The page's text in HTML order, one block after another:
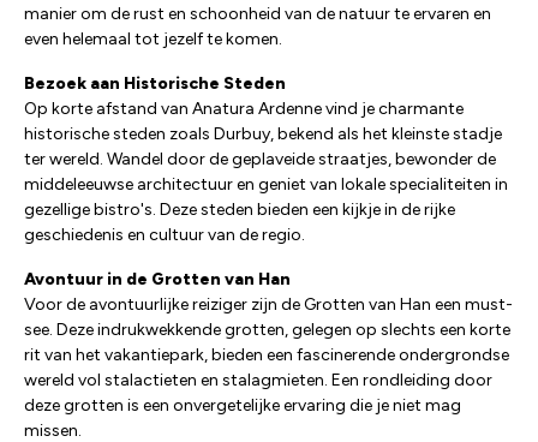
manier om de rust en schoonheid van de natuur te ervaren en
even helemaal tot jezelf te komen.
Bezoek aan Historische Steden
Op korte afstand van Anatura Ardenne vind je charmante
historische steden zoals Durbuy, bekend als het kleinste stadje
ter wereld. Wandel door de geplaveide straatjes, bewonder de
middeleeuwse architectuur en geniet van lokale specialiteiten in
gezellige bistro's. Deze steden bieden een kijkje in de rijke
geschiedenis en cultuur van de regio.
Avontuur in de Grotten van Han
Voor de avontuurlijke reiziger zijn de Grotten van Han een must-
see. Deze indrukwekkende grotten, gelegen op slechts een korte
rit van het vakantiepark, bieden een fascinerende ondergrondse
wereld vol stalactieten en stalagmieten. Een rondleiding door
deze grotten is een onvergetelijke ervaring die je niet mag
missen.